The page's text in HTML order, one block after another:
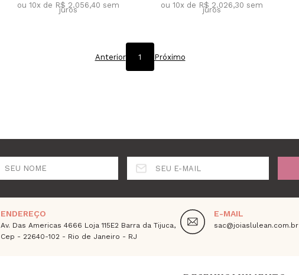
ou 10x de R$ 2.056,40 sem
juros
ou 10x de R$ 2.026,30 sem
juros
Anterior 1 Próximo
SEU NOME SEU E-MAIL
ENDEREÇO
Av. Das Americas 4666 Loja 115E2 Barra da Tijuca,
Cep - 22640-102 - Rio de Janeiro - RJ
E-MAIL
sac@joiaslulean.com.br